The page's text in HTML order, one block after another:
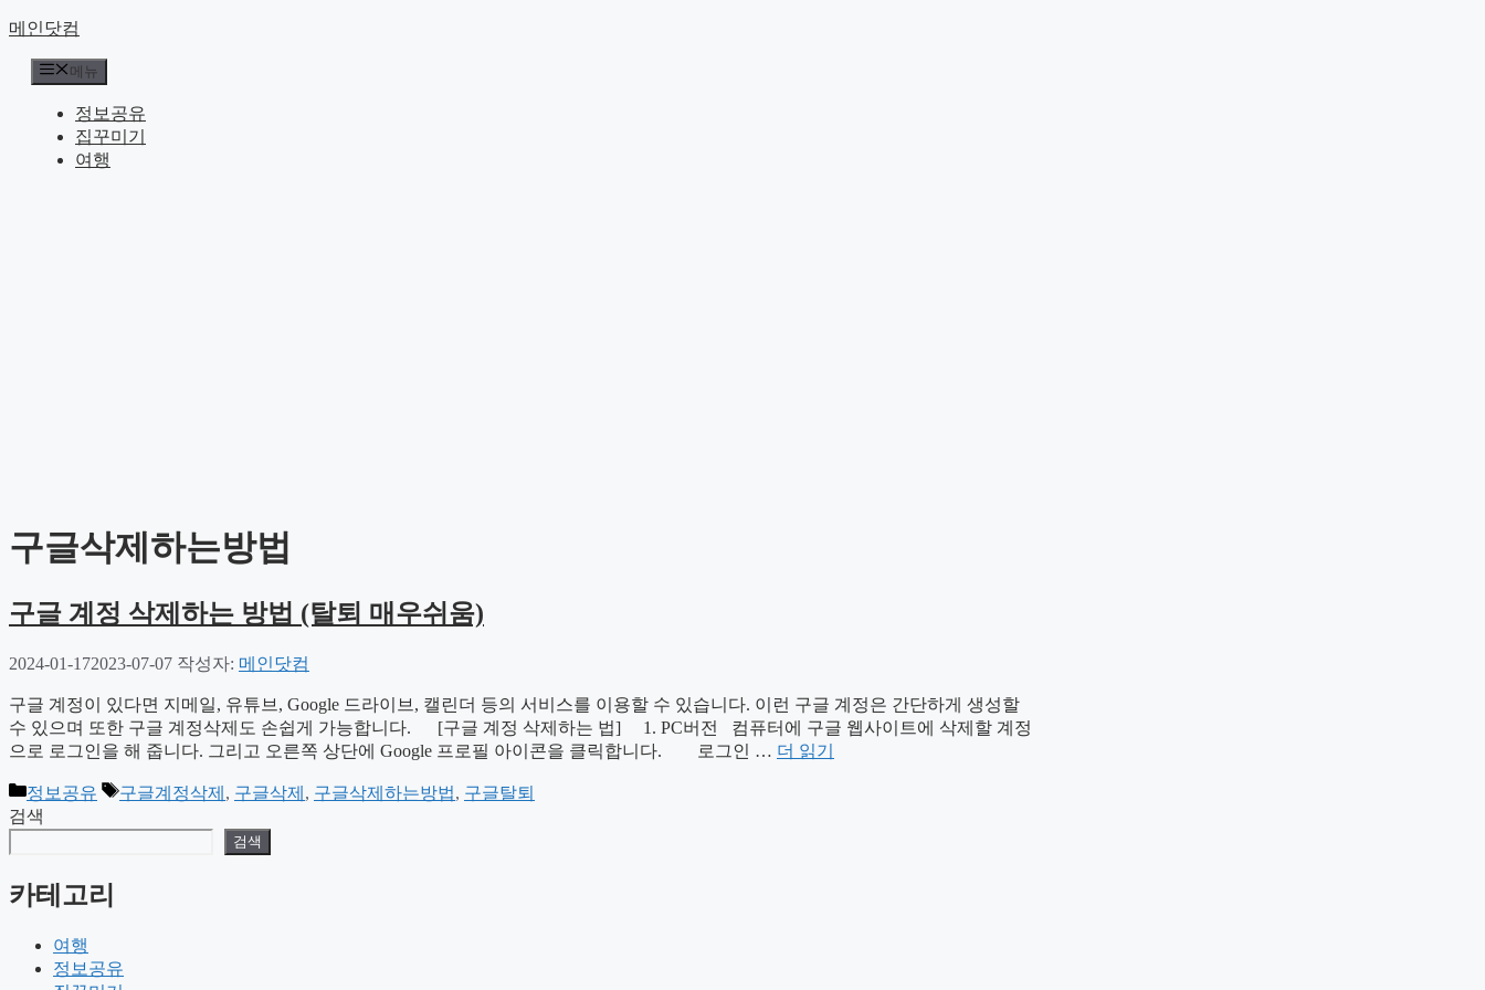
컨
메인닷컴
메뉴
정보공유
집꾸미기
여행
구글삭제하는방법
구글 계정 삭제하는 방법 (탈퇴 매우쉬움)
2024-01-172023-07-07 작성자: 메인닷컴
구글 계정이 있다면 지메일, 유튜브, Google 드라이브, 캘린더 등의 서비스를 이용할 수 있습니다. 이런 구글 계정은 간단하게 생성할
수 있으며 또한 구글 계정삭제도 손쉽게 가능합니다. [구글 계정 삭제하는 법] 1. PC버전 컴퓨터에 구글 웹사이트에 삭제할 계정
으로 로그인을 해 줍니다. 그리고 오른쪽 상단에 Google 프로필 아이콘을 클릭합니다. 로그인 … 더 읽기
카
테
고
정보공유
태
구글계정삭제 , 구글삭제 , 구글삭제하는방법, 구글탈퇴
검색
검색
카테고리
여행
정보공유